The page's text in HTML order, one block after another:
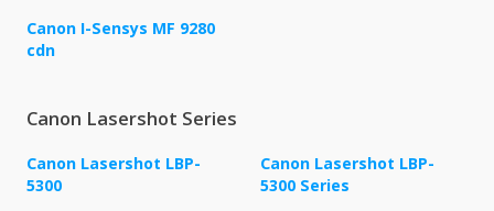
Canon I-Sensys MF 9280
cdn
Canon Lasershot Series
Canon Lasershot LBP-
5300
Canon Lasershot LBP-
5300 Series